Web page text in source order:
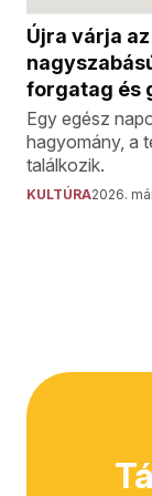
Újra várja
forgatag és
Egy egész
hagyomány, a
találkozik.
KULTÚRA2026.